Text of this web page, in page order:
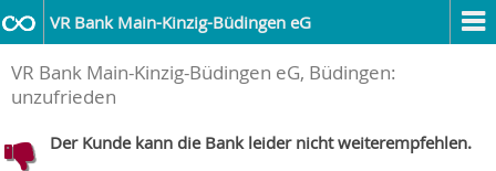
VR Bank Main-Kinzig-Büdingen eG
VR Bank Main-Kinzig-Büdingen eG, Büdingen:
unzufrieden
Der Kunde kann die Bank leider nicht weiterempfehlen.